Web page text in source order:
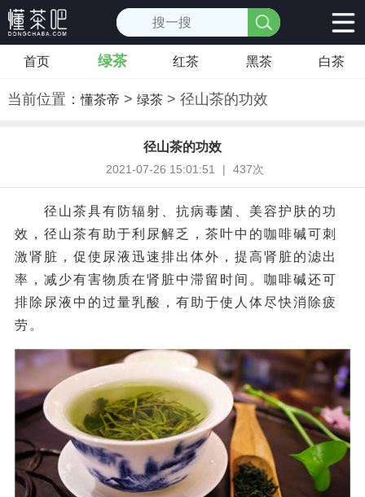
首页 绿茶 红茶 黑茶 白茶
当前位置：懂茶帝 > 绿茶> 径山茶的功效
径山茶的功效
2021-07-26 15:01:51 | 437次
径山茶具有防辐射、抗病毒菌、美容护肤的功
效，径山茶有助于利尿解乏，茶叶中的咖啡碱可刺
激肾脏，促使尿液迅速排出体外，提高肾脏的滤出
率，减少有害物质在肾脏中滞留时间。咖啡碱还可
排除尿液中的过量乳酸，有助于使人体尽快消除疲
劳。